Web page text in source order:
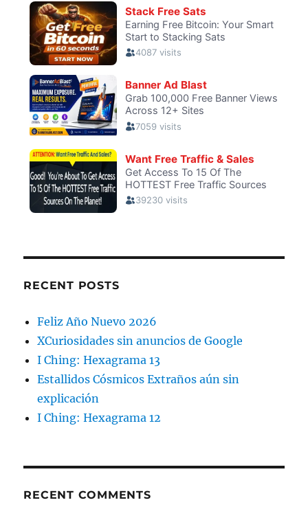
RECENT POSTS
Feliz Año Nuevo 2026
XCuriosidades sin anuncios de Google
I Ching: Hexagrama 13
Estallidos Cósmicos Extraños aún sin
explicación
I Ching: Hexagrama 12
RECENT COMMENTS